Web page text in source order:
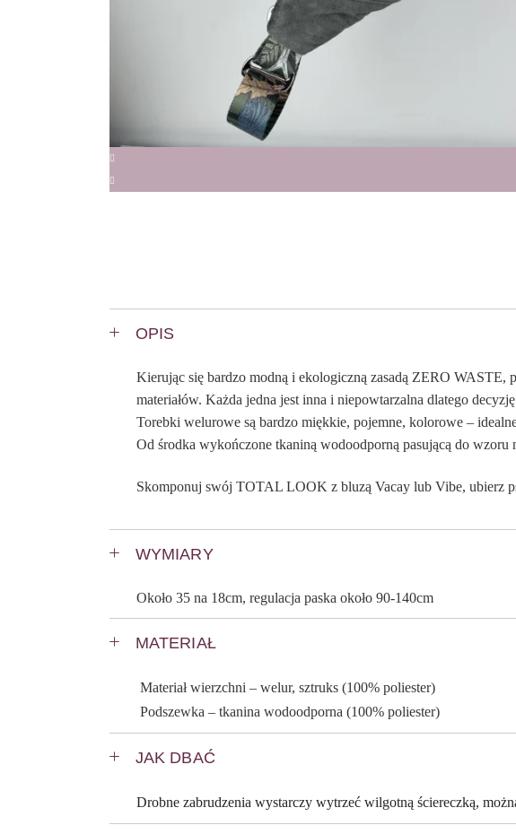
OPIS
Kierując się bardzo modną i ekologiczną zasadą ZERO
materiałów. Każda jedna jest inna i niepowtarzalna dlatego
Torebki welurowe są bardzo miękkie, pojemne, kolorowe –
Od środka wykończone tkaniną wodoodporną pasującą do wzoru
Skomponuj swój TOTAL LOOK z bluzą Vacay lub Vibe, ubierz
WYMIARY
Około 35 na 18cm, regulacja paska około 90-140cm
MATERIAŁ
Materiał wierzchni – welur, sztruks (100% poliester)
Podszewka – tkanina wodoodporna (100% poliester)
JAK DBAĆ
Drobne zabrudzenia wystarczy wytrzeć wilgotną ściereczką,